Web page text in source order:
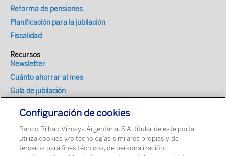
Reforma de pensiones
Planificación para la jubilación
Fiscalidad
Recursos
Newsletter
Cuánto ahorrar al mes
Guía de jubilación
Optimizador fiscal
Simulador de Mi Jubilación para tu web
Configuración de cookies
Banco Bilbao Vizcaya Argentaria, S.A. titular de este portal
utiliza cookies y/o tecnologías similares propias y de
terceros para fines técnicos, de personalización,